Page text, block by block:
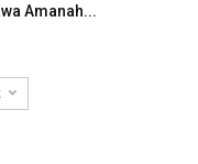
Amanah...